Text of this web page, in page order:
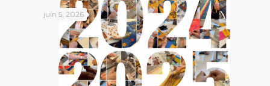
juin 5, 2026